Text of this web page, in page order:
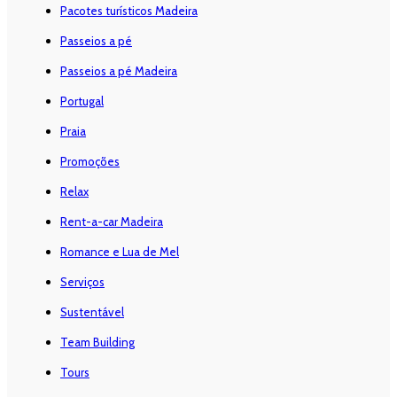
Pacotes turísticos Madeira
Passeios a pé
Passeios a pé Madeira
Portugal
Praia
Promoções
Relax
Rent-a-car Madeira
Romance e Lua de Mel
Serviços
Sustentável
Team Building
Tours